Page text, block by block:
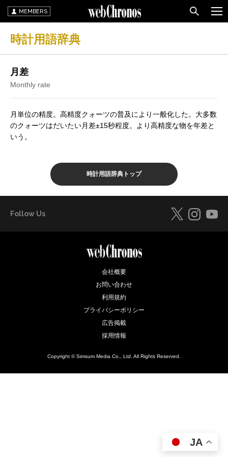
MEMBERS
時計用語辞典
月差
Monthly rate
月単位の精度。高精度クォーツの普及により一般化した。大多数
のクォーツはだいたい月差±15秒程度。より高精度な物を年差と
いう。
時計用語辞典トップ
Follow Us
会社概要
お問い合わせ
利用規約
プライバシーポリシー
広告掲載
採用情報
Copyright © Simsum Media Co., Ltd. All Rights Reserved.
JA